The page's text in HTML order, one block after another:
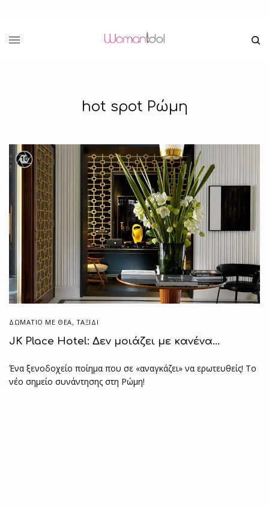
hot spot Ρώμη
10
ΔΩΜΆΤΙΟ ΜΕ ΘΈΑ, ΤΑΞΙΔΙ
JK Place Hotel: Δεν μοιάζει με κανένα…
Ένα ξενοδοχείο ποίημα που σε «αναγκάζει» να ερωτευθείς! Το
νέο σημείο συνάντησης στη Ρώμη!